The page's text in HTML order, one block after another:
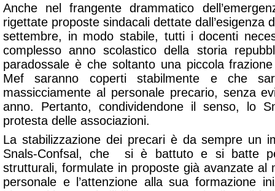
Anche nel frangente drammatico
rigettate proposte sindacali dettate dall’esigenza
settembre, in modo stabile, tutti i docenti
complesso anno scolastico della storia
paradossale è che soltanto una piccola
Mef saranno coperti stabilmente e che
massicciamente al personale precario, senza
anno. Pertanto, condividendone il senso, lo
protesta delle associazioni.
La stabilizzazione dei precari è da sempre un
Snals-Confsal, che si è battuto e si batte
strutturali, formulate in proposte già avanzate al
personale e l’attenzione alla sua formazione